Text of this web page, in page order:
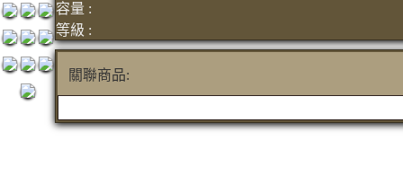
容量 :
等級 :
關聯商品: